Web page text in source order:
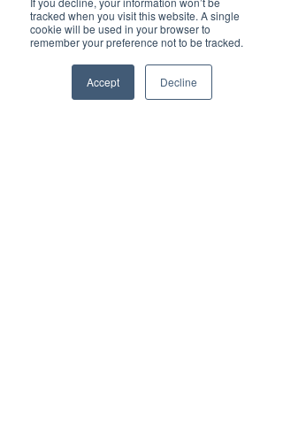
tracked when you visit this website. A single
cookie will be used in your browser to
remember your preference not to be tracked.
Accept Decline
Fri tilgang på utstyr
Email Facebook